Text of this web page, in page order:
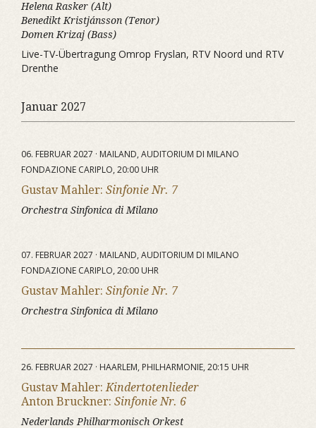
Helena Rasker (Alt)
Benedikt Kristjánsson (Tenor)
Domen Krizaj (Bass)
Live-TV-Übertragung Omrop Fryslan, RTV Noord und RTV
Drenthe
Januar 2027
06. FEBRUAR 2027 · MAILAND, AUDITORIUM DI MILANO
FONDAZIONE CARIPLO, 20:00 UHR
Gustav Mahler: Sinfonie Nr. 7
Orchestra Sinfonica di Milano
07. FEBRUAR 2027 · MAILAND, AUDITORIUM DI MILANO
FONDAZIONE CARIPLO, 20:00 UHR
Gustav Mahler: Sinfonie Nr. 7
Orchestra Sinfonica di Milano
26. FEBRUAR 2027 · HAARLEM, PHILHARMONIE, 20:15 UHR
Gustav Mahler:Kindertotenlieder
Anton Bruckner: Sinfonie Nr. 6
Nederlands Philharmonisch Orkest